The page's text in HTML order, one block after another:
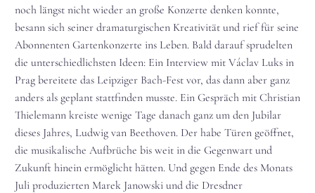
noch längst nicht wieder an große Konzerte denken konnte,
besann sich seiner dramaturgischen Kreativität und rief für seine
Abonnenten Gartenkonzerte ins Leben. Bald darauf sprudelten
die unterschiedlichsten Ideen: Ein Interview mit Václav Luks in
Prag bereitete das Leipziger Bach-Fest vor, das dann aber ganz
anders als geplant stattfinden musste. Ein Gespräch mit Christian
Thielemann kreiste wenige Tage danach ganz um den Jubilar
dieses Jahres, Ludwig van Beethoven. Der habe Türen geöffnet,
die musikalische Aufbrüche bis weit in die Gegenwart und
Zukunft hinein ermöglicht hätten. Und gegen Ende des Monats
Juli produzierten Marek Janowski und die Dresdner